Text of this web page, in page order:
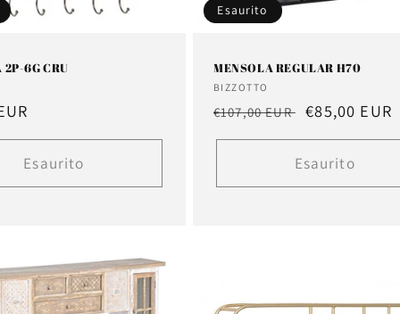
2P-6G CRU
Esaurito
Esaurito
MENSOLA REGULAR H70
Fornitore:
BIZZOTTO
Prezzo
€107,00 EUR
Prezzo
€85,00 EUR
Esaurito